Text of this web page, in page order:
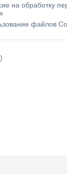
на обработку
файлов